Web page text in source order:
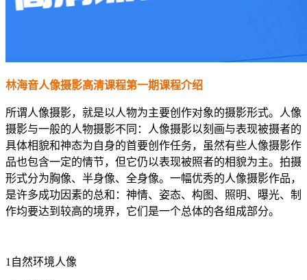
林海音人像摄影高清课程第一期课程介绍
所谓人像摄影，就是以人物为主要创作对象的摄影形式。人像
摄影与一般的人物摄影不同：人像摄影以刻画与表现被摄者的
具体相貌和神态为自身的首要创作任务，虽然有些人像摄影作
品也包含一定的情节，但它仍以表现被照者的相貌为主。拍摄
形式分为胸像、半身像、全身像。一幅优秀的人像摄影作品，
是许多成功因素的总和：神情、姿态、构图、照明、曝光、制
作均要达到较高的境界，它们是一个总体的各组成部分。
1自然环境人像